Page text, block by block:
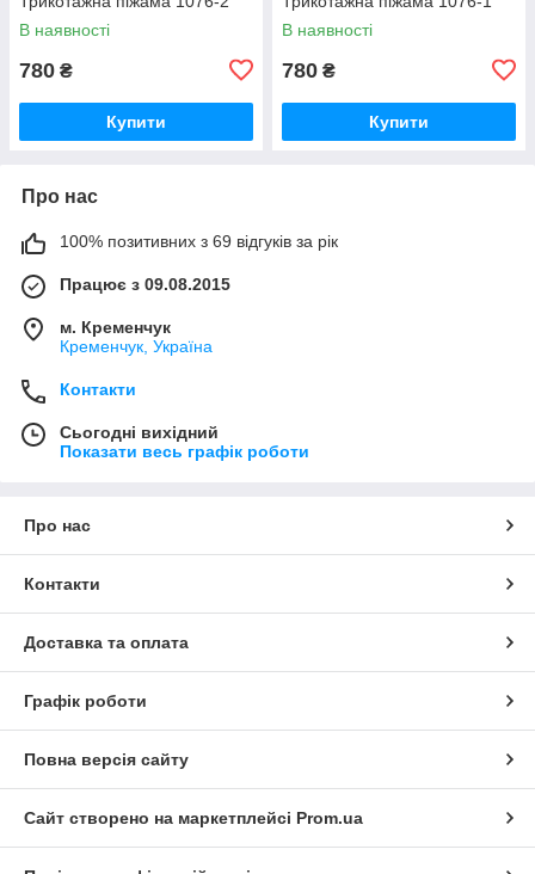
В наявності
780 ₴
Купити
В наявності
780 ₴
Купити
Про нас
100% позитивних з 69 відгуків за рік
Працює з 09.08.2015
м. Кременчук
Кременчук, Україна
Контакти
Сьогодні вихідний
Показати весь графік роботи
Про нас
Контакти
Доставка та оплата
Графік роботи
Повна версія сайту
Сайт створено на маркетплейсі Prom.ua